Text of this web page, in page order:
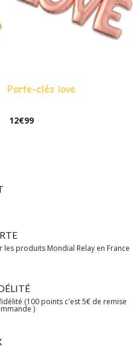
Porte-clés love
12€99
les produits Mondial Relay en France
(100 points c'est 5€ de remise
)